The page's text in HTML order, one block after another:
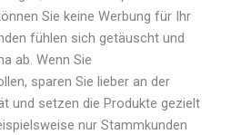
Sie keine Werbung für Ihr
fühlen sich getäuscht und
ab. Wenn Sie
sparen Sie lieber an der
und setzen die Produkte gezielt
nur Stammkunden